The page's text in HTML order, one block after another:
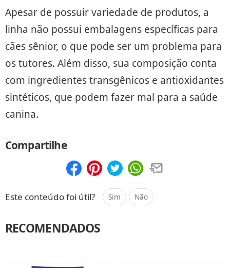
Apesar de possuir variedade de produtos, a
linha não possui embalagens específicas para
cães sênior, o que pode ser um problema para
os tutores. Além disso, sua composição conta
com ingredientes transgênicos e antioxidantes
sintéticos, que podem fazer mal para a saúde
canina.
Compartilhe
Este conteúdo foi útil? Sim Não
RECOMENDADOS